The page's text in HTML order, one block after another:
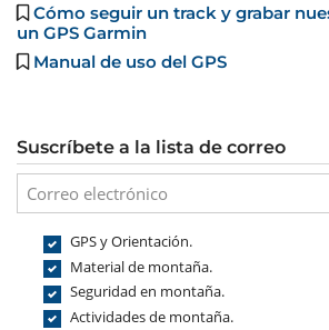
Cómo seguir un track y grabar
un GPS Garmin
Manual de uso del GPS
Suscríbete a la lista de correo
GPS y Orientación.
Material de montaña.
Seguridad en montaña.
Actividades de montaña.